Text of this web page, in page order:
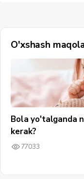
O'xshash
Bola yo'talganda
kerak?
77033